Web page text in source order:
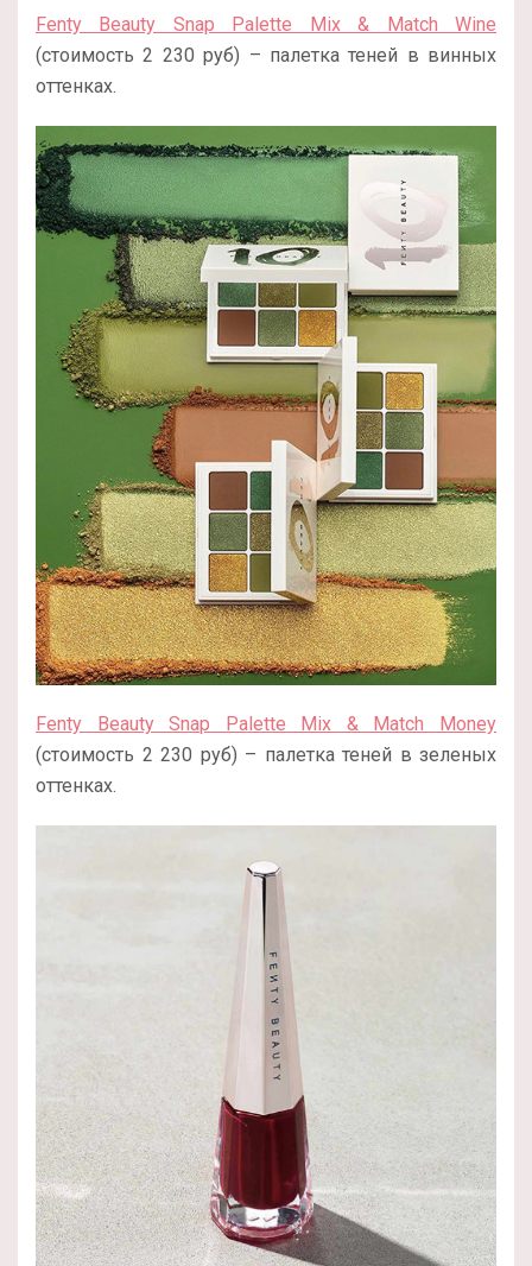
Fenty Beauty Snap Palette Mix & Match Wine
(стоимость 2 230 руб) – палетка теней в винных
оттенках.
Fenty Beauty Snap Palette Mix & Match Money
(стоимость 2 230 руб) – палетка теней в зеленых
оттенках.